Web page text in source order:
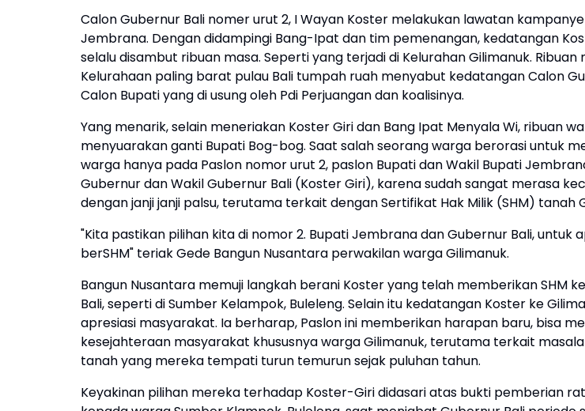
Calon Gubernur Bali nomer urut 2, I Wayan Koster melakukan lawatan
Jembrana. Dengan didampingi Bang-Ipat dan tim pemenangan, kedatangan
selalu disambut ribuan masa. Seperti yang terjadi di Kelurahan Gilimanuk.
Kelurahaan paling barat pulau Bali tumpah ruah menyabut kedatangan Calon
Calon Bupati yang di usung oleh Pdi Perjuangan dan koalisinya.
Yang menarik, selain meneriakan Koster Giri dan Bang Ipat Menyala Wi, ribuan
menyuarakan ganti Bupati Bog-bog. Saat salah seorang warga berorasi untuk
warga hanya pada Paslon nomor urut 2, paslon Bupati dan Wakil Bupati
Gubernur dan Wakil Gubernur Bali (Koster Giri), karena sudah sangat merasa
dengan janji janji palsu, terutama terkait dengan Sertifikat Hak Milik (SHM) tanah
"Kita pastikan pilihan kita di nomor 2. Bupati Jembrana dan Gubernur Bali, untuk
berSHM" teriak Gede Bangun Nusantara perwakilan warga Gilimanuk.
Bangun Nusantara memuji langkah berani Koster yang telah memberikan SHM
Bali, seperti di Sumber Kelampok, Buleleng. Selain itu kedatangan Koster ke
apresiasi masyarakat. Ia berharap, Paslon ini memberikan harapan baru, bisa
kesejahteraan masyarakat khususnya warga Gilimanuk, terutama terkait
tanah yang mereka tempati turun temurun sejak puluhan tahun.
Keyakinan pilihan mereka terhadap Koster-Giri didasari atas bukti pemberian